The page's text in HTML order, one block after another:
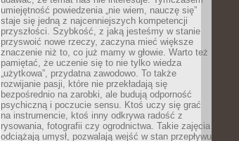
umiejętność powiedzenia „nie wiem, nauczę się”
staje się jedną z najcenniejszych kompetencji
przyszłości. Szybkość, z jaką jesteśmy w stanie
przyswoić nowe rzeczy, zaczyna mieć większe
znaczenie niż to, co już mamy w głowie. Warto też
pamiętać, że uczenie się to nie tylko wiedza
„użytkowa”, przydatna zawodowo. To także
rozwijanie pasji, które nie przekładają się
bezpośrednio na zarobki, ale budują odporność
psychiczną i poczucie sensu. Ktoś uczy się grać
na instrumencie, ktoś inny odkrywa radość z
rysowania, fotografii czy ogrodnictwa. Takie zajęcia
odciążają umysł, pozwalają wejść w stan przepływu